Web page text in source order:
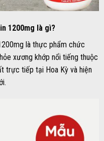
1200mg là gì?
là thực phẩm chức
xương khớp nổi tiếng thuộc
trực tiếp tại Hoa Kỳ và hiện